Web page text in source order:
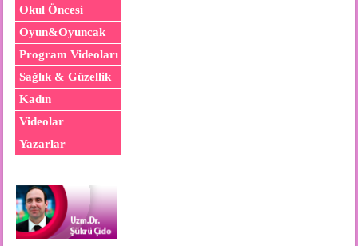
Okul Öncesi
Oyun&Oyuncak
Program Videoları
Sağlık & Güzellik
Kadın
Videolar
Yazarlar